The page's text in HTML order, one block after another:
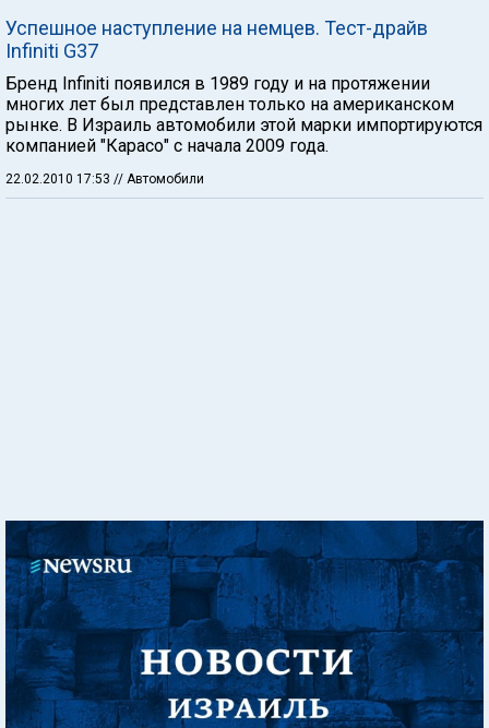
Успешное наступление на немцев. Тест-драйв
Infiniti G37
Бренд Infiniti появился в 1989 году и на протяжении
многих лет был представлен только на американском
рынке. В Израиль автомобили этой марки импортируются
компанией "Карасо" с начала 2009 года.
22.02.2010 17:53 // Автомобили